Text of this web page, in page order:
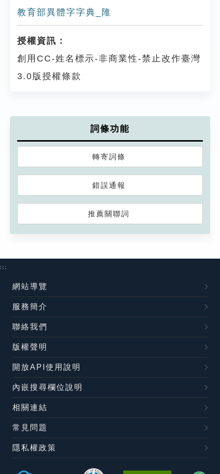
教育部異體字字典_陮
授權資訊：
創用CC-姓名標示-非商業性-禁止改作臺灣
3.0版授權條款
詞條功能
轉寄詞條
錯誤通報
推薦關聯詞
:::
網站導覽
服務簡介
聯絡我們
版權聲明
開放API使用說明
內嵌搜尋欄位說明
相關連結
常見問題
隱私權政策